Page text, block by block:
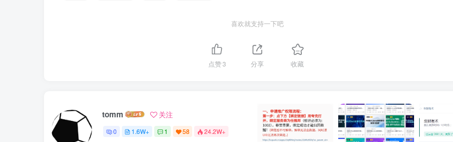
喜欢就支持一下吧
点赞3 分享 收藏
tomm 关注
0 1.6W+ 1 58 24.2W+